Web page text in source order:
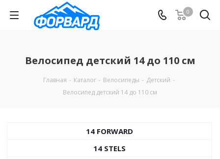
0
Велосипед детский 14 до 110 см
Главная - Каталог - Велосипеды - Детский -
Велосипед детский 14 до 110 см
14 FORWARD
14 STELS